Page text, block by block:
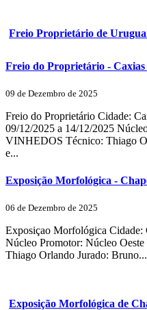
Freio Proprietário de
Freio do Proprietário - Caxias
09 de Dezembro de 2025
Freio do Proprietário Cidade:
09/12/2025 a 14/12/2025
VINHEDOS Técnico: Thiago
e...
Exposição Morfológica -
06 de Dezembro de 2025
Exposiçao Morfológica Cidade:
Núcleo Promotor: Núcleo
Thiago Orlando Jurado: Bruno...
Exposição Morfológica de